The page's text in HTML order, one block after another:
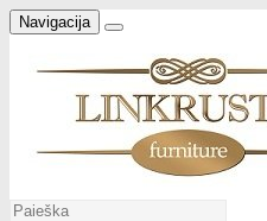
Navigacija